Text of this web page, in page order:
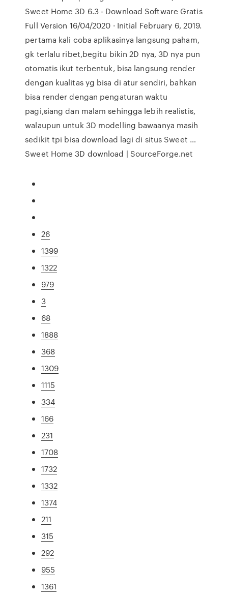
Sweet Home 3D 6.3 - Download Software Gratis
Full Version 16/04/2020 · Initial February 6, 2019.
pertama kali coba aplikasinya langsung paham,
gk terlalu ribet,begitu bikin 2D nya, 3D nya pun
otomatis ikut terbentuk, bisa langsung render
dengan kualitas yg bisa di atur sendiri, bahkan
bisa render dengan pengaturan waktu
pagi,siang dan malam sehingga lebih realistis,
walaupun untuk 3D modelling bawaanya masih
sedikit tpi bisa download lagi di situs Sweet …
Sweet Home 3D download | SourceForge.net
26
1399
1322
979
3
68
1888
368
1309
1115
334
166
231
1708
1732
1332
1374
211
315
292
955
1361